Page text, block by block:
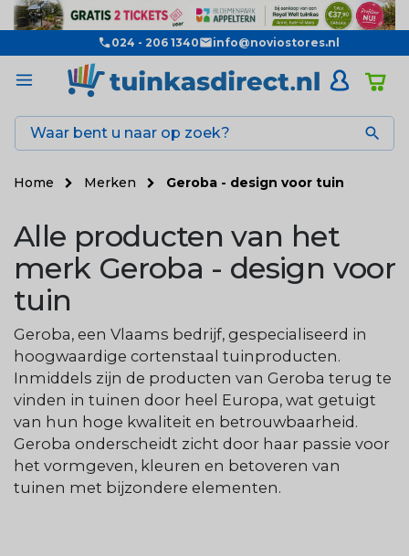
024 - 206 1340 info@noviostores.nl

Home Merken Geroba - design voor tuin
Alle producten van het
merk Geroba - design voor
tuin
Geroba, een Vlaams bedrijf, gespecialiseerd in
hoogwaardige cortenstaal tuinproducten.
Inmiddels zijn de producten van Geroba terug te
vinden in tuinen door heel Europa, wat getuigt
van hun hoge kwaliteit en betrouwbaarheid.
Geroba onderscheidt zicht door haar passie voor
het vormgeven, kleuren en betoveren van
tuinen met bijzondere elementen.